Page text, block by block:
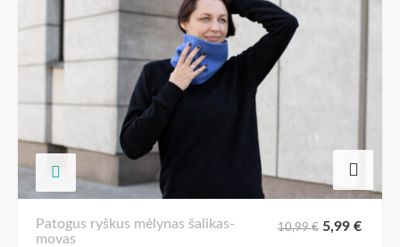
Patogus ryškus mėlynas šalikas-
movas
10,99€ 5,99 €